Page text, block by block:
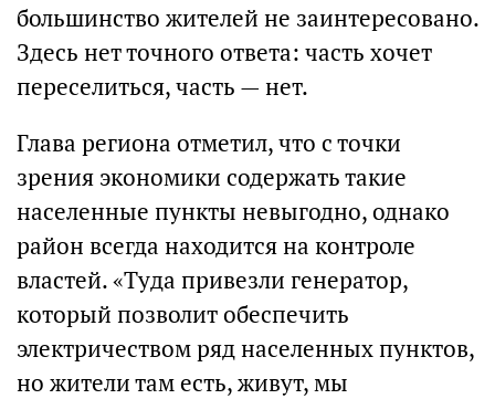
большинство жителей не заинтересовано.
Здесь нет точного ответа: часть хочет
переселиться, часть — нет.
Глава региона отметил, что с точки
зрения экономики содержать такие
населенные пункты невыгодно, однако
район всегда находится на контроле
властей. «Туда привезли генератор,
который позволит обеспечить
электричеством ряд населенных пунктов,
но жители там есть, живут, мы